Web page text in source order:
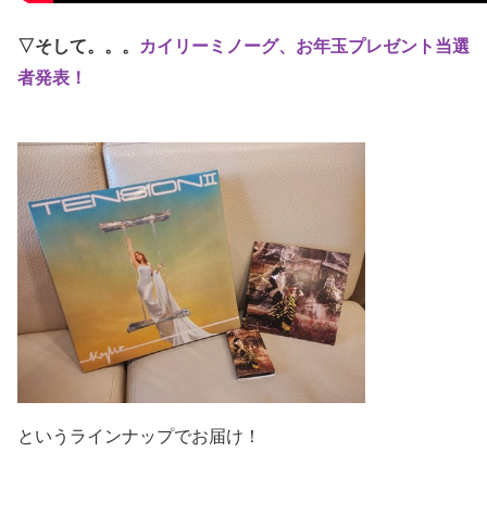
▽そして。。。
カイリーミノーグ、お年玉プレゼント当選
者発表！
というラインナップでお届け！